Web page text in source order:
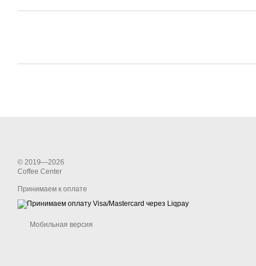
© 2019—2026
Coffee Center
Принимаем к оплате
Мобильная версия